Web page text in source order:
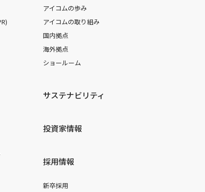
アイコムの歩み
アイコムの取り組み
国内拠点
海外拠点
ショールーム
サステナビリティ
投資家情報
採用情報
新卒採用